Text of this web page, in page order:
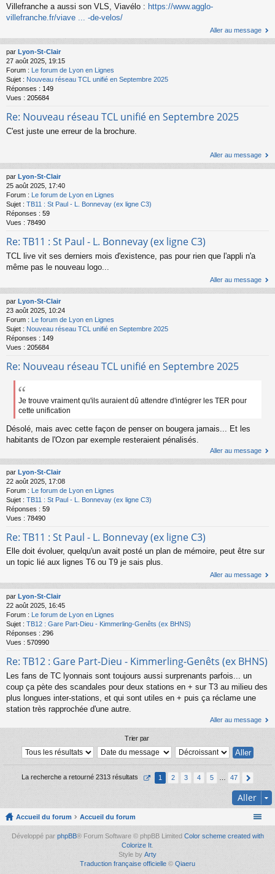
Villefranche a aussi son VLS, Viavélo : https://www.agglo-
villefranche.fr/viave ... -de-velos/
Aller au message
par Lyon-St-Clair
27 août 2025, 19:15
Forum : Le forum de Lyon en Lignes
Sujet : Nouveau réseau TCL unifié en Septembre 2025
Réponses : 149
Vues : 205684
Re: Nouveau réseau TCL unifié en Septembre 2025
C'est juste une erreur de la brochure.
Aller au message
par Lyon-St-Clair
25 août 2025, 17:40
Forum : Le forum de Lyon en Lignes
Sujet : TB11 : St Paul - L. Bonnevay (ex ligne C3)
Réponses : 59
Vues : 78490
Re: TB11 : St Paul - L. Bonnevay (ex ligne C3)
TCL live vit ses derniers mois d'existence, pas pour rien que l'appli n'a
même pas le nouveau logo...
Aller au message
par Lyon-St-Clair
23 août 2025, 10:24
Forum : Le forum de Lyon en Lignes
Sujet : Nouveau réseau TCL unifié en Septembre 2025
Réponses : 149
Vues : 205684
Re: Nouveau réseau TCL unifié en Septembre 2025
Je trouve vraiment qu'ils auraient dû attendre d'intégrer les TER pour
cette unification
Désolé, mais avec cette façon de penser on bougera jamais... Et les
habitants de l'Ozon par exemple resteraient pénalisés.
Aller au message
par Lyon-St-Clair
22 août 2025, 17:08
Forum : Le forum de Lyon en Lignes
Sujet : TB11 : St Paul - L. Bonnevay (ex ligne C3)
Réponses : 59
Vues : 78490
Re: TB11 : St Paul - L. Bonnevay (ex ligne C3)
Elle doit évoluer, quelqu'un avait posté un plan de mémoire, peut être sur
un topic lié aux lignes T6 ou T9 je sais plus.
Aller au message
par Lyon-St-Clair
22 août 2025, 16:45
Forum :
Le forum de Lyon en Lignes
Sujet : TB12 : Gare Part-Dieu - Kimmerling-Genêts (ex BHNS)
Réponses : 296
Vues : 570990
Re: TB12 : Gare Part-Dieu - Kimmerling-Genêts (ex BHNS)
Les fans de TC lyonnais sont toujours aussi surprenants parfois... un
coup ça pète des scandales pour deux stations en + sur T3 au milieu des
plus longues inter-stations, et qui sont utiles en + puis ça réclame une
station très rapprochée d'une autre.
Aller au message
Trier par
La recherche a retourné 2313 résultats 1 2 3 4 5 47
Aller
Accueil du forum Accueil du forum
Développé par phpBB® Forum Software © phpBB Limited Color scheme created with
Colorize It
Style by Arty
Traduction française officielle © Qiaeru